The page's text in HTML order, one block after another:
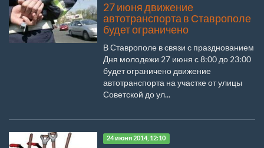
27 июня движение
автотранспорта в Ставрополе
будет ограничено
В Ставрополе в связи с празднованием
Дня молодежи 27 июня с 8:00 до 23:00
будет ограничено движение
автотранспорта на участке от улицы
Советской до ул...
24 июня 2014, 12:10